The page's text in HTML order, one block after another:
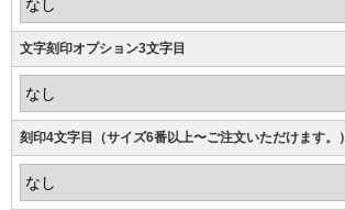
文字刻印オプション3文字目
刻印4文字目（サイズ6番以上〜ご注文いただけます。）